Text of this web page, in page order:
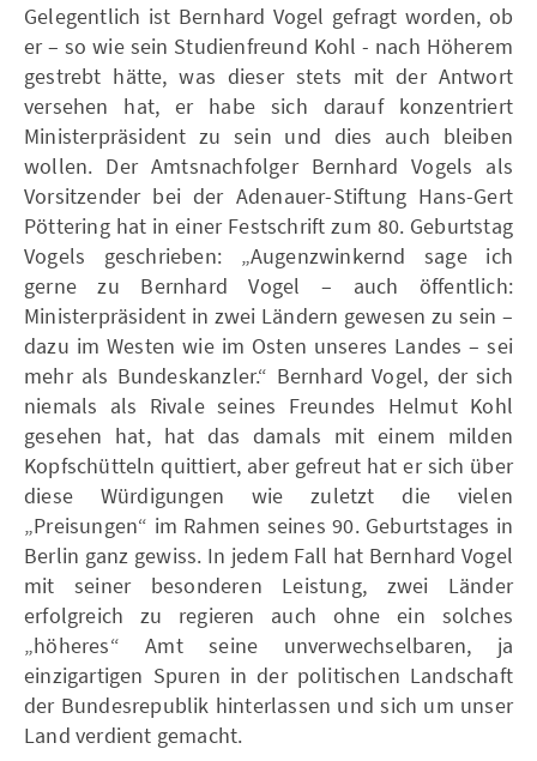
Gelegentlich ist Bernhard Vogel gefragt worden, ob
er – so wie sein Studienfreund Kohl - nach Höherem
gestrebt hätte, was dieser stets mit der Antwort
versehen hat, er habe sich darauf konzentriert
Ministerpräsident zu sein und dies auch bleiben
wollen. Der Amtsnachfolger Bernhard Vogels als
Vorsitzender bei der Adenauer-Stiftung Hans-Gert
Pöttering hat in einer Festschrift zum 80. Geburtstag
Vogels geschrieben: „Augenzwinkernd sage ich
gerne zu Bernhard Vogel – auch öffentlich:
Ministerpräsident in zwei Ländern gewesen zu sein –
dazu im Westen wie im Osten unseres Landes – sei
mehr als Bundeskanzler.“ Bernhard Vogel, der sich
niemals als Rivale seines Freundes Helmut Kohl
gesehen hat, hat das damals mit einem milden
Kopfschütteln quittiert, aber gefreut hat er sich über
diese Würdigungen wie zuletzt die vielen
„Preisungen“ im Rahmen seines 90. Geburtstages in
Berlin ganz gewiss. In jedem Fall hat Bernhard Vogel
mit seiner besonderen Leistung, zwei Länder
erfolgreich zu regieren auch ohne ein solches
„höheres“ Amt seine unverwechselbaren, ja
einzigartigen Spuren in der politischen Landschaft
der Bundesrepublik hinterlassen und sich um unser
Land verdient gemacht.